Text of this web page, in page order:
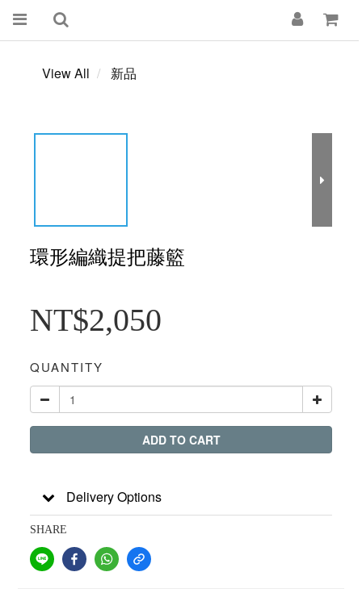
View All 新品
環形編織提把藤籃
NT$2,050
QUANTITY
ADD TO CART
Delivery Options
SHARE